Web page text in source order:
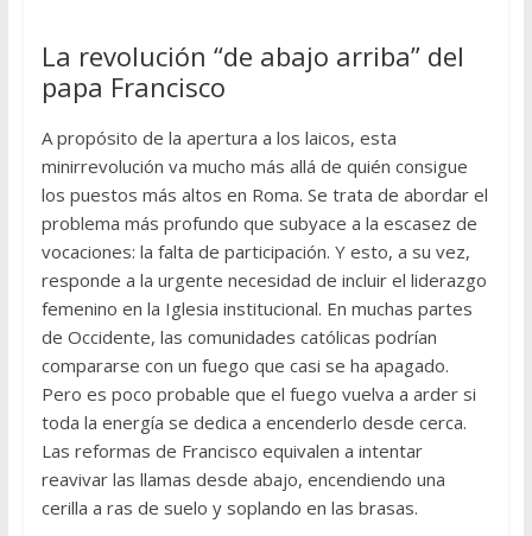
La revolución “de abajo arriba” del
papa Francisco
A propósito de la apertura a los laicos, esta
minirrevolución va mucho más allá de quién consigue
los puestos más altos en Roma. Se trata de abordar el
problema más profundo que subyace a la escasez de
vocaciones: la falta de participación. Y esto, a su vez,
responde a la urgente necesidad de incluir el liderazgo
femenino en la Iglesia institucional. En muchas partes
de Occidente, las comunidades católicas podrían
compararse con un fuego que casi se ha apagado.
Pero es poco probable que el fuego vuelva a arder si
toda la energía se dedica a encenderlo desde cerca.
Las reformas de Francisco equivalen a intentar
reavivar las llamas desde abajo, encendiendo una
cerilla a ras de suelo y soplando en las brasas.